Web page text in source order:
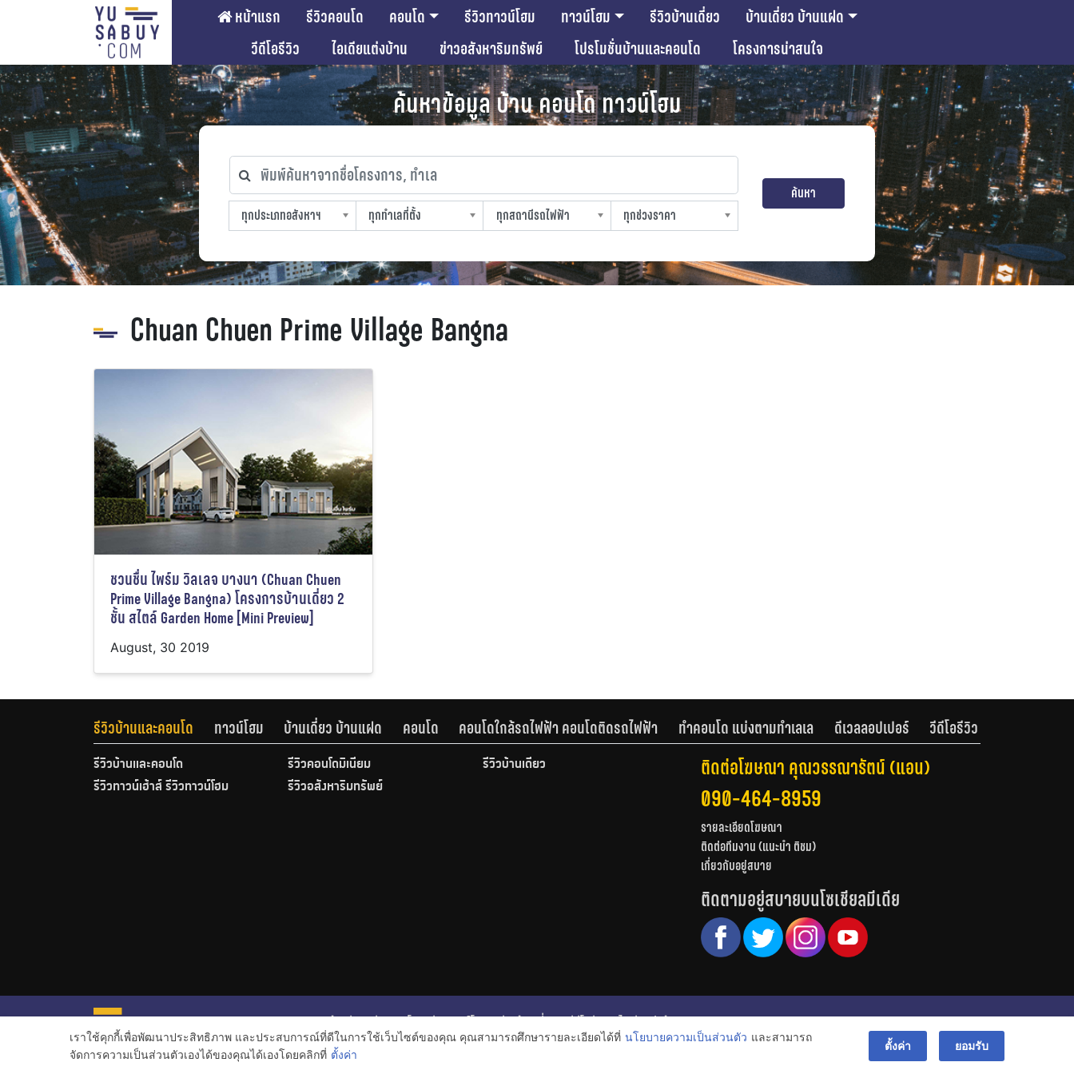
หน้าแรก รีวิวคอนโด คอนโด รีวิวทาวน์โฮม ทาวน์โฮม รีวิวบ้านเดี่ยว
บ้านเดี่ยว บ้านแฝด
วีดีโอรีวิว
ไอเดียแต่งบ้าน ข่าวอสังหาริมทรัพย์ โปรโมชั่นบ้านและคอนโด โครงการน่าสนใจ
ค้นหาข้อมูล บ้าน คอนโด ทาวน์โฮม
พิมพ์ค้นหาจากชื่อโครงการ, ทำเล
ทุกประเภทอสังหาฯ
ทุกประเภทอสังหาฯ
ทุกทำเลที่ตั้ง
ทุกทำเลที่ตั้ง
ทุกสถานีรถไฟฟ้า
ทุกสถานีรถไฟฟ้า
ทุกช่วงราคา
ทุกช่วงราคา
ค้นหา
Chuan Chuen Prime Village Bangna
ชวนชื่น ไพร์ม วิลเลจ บางนา (Chuan Chuen
Prime Village Bangna) โครงการบ้านเดี่ยว 2
ชั้น สไตล์ Garden Home [Mini Preview]
August, 30 2019
รีวิวบ้านและคอนโด ทาวน์โฮม บ้านเดี่ยว บ้านแฝด คอนโด คอนโดใกล้รถไฟฟ้า คอนโดติดรถไฟฟ้า ทำคอนโด แบ่งตามทำเลเล ดีเวลลอปเปอร์ วีดีโอรีวิว
รีวิวบ้านและคอนโด รีวิวคอนโดมิเนียม
รีวิวบ้านเดี่ยว
รีวิวทาวน์เฮ้าส์ รีวิวทาวน์โฮม
รีวิวอสังหาริมทรัพย์
ติดต่อโฆษณา คุณวรรณารัตน์ (แอน)
090-464-8959
รายละเอียดโฆษณา
ติดต่อทีมงาน (แนะนำ ติชม)
เกี่ยวกับอยู่สบาย
ติดตามอยู่สบายบนโซเชียลมีเดีย
หน้าหลัก รีวิวคอนโด รีวิวทาวน์โฮม รีวิวบ้านเดี่ยว วีดีโอรีวิว
ไอเดียแต่งบ้าน
ข่าวอสังหาริมทรัพย์
โปรโมชั่นบ้านและคอนโด
© สงวนลิขสิทธิ์ 2556-2564
เราใช้คุกกี้เพื่อพัฒนาประสิทธิภาพ และประสบการณ์ที่ดีในการใช้เว็บไซต์ของคุณ คุณสามารถศึกษารายละเอียดได้ที่ นโยบายความเป็นส่วนตัว และสามารถ
จัดการความเป็นส่วนตัวเองได้ของคุณได้เองโดยคลิกที่ ตั้งค่า
ตั้งค่า ยอมรับ